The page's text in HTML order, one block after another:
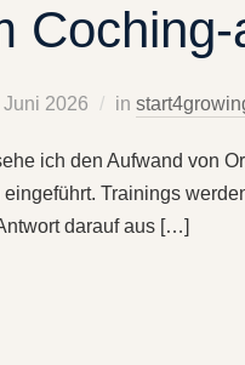
Juni 2026 in
ich den Aufwand von
Trainings
darauf aus […]